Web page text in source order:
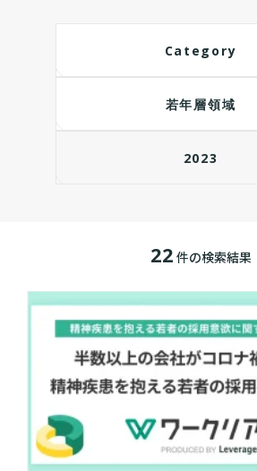
Category
若年層領域
2023
22 件の検索結果